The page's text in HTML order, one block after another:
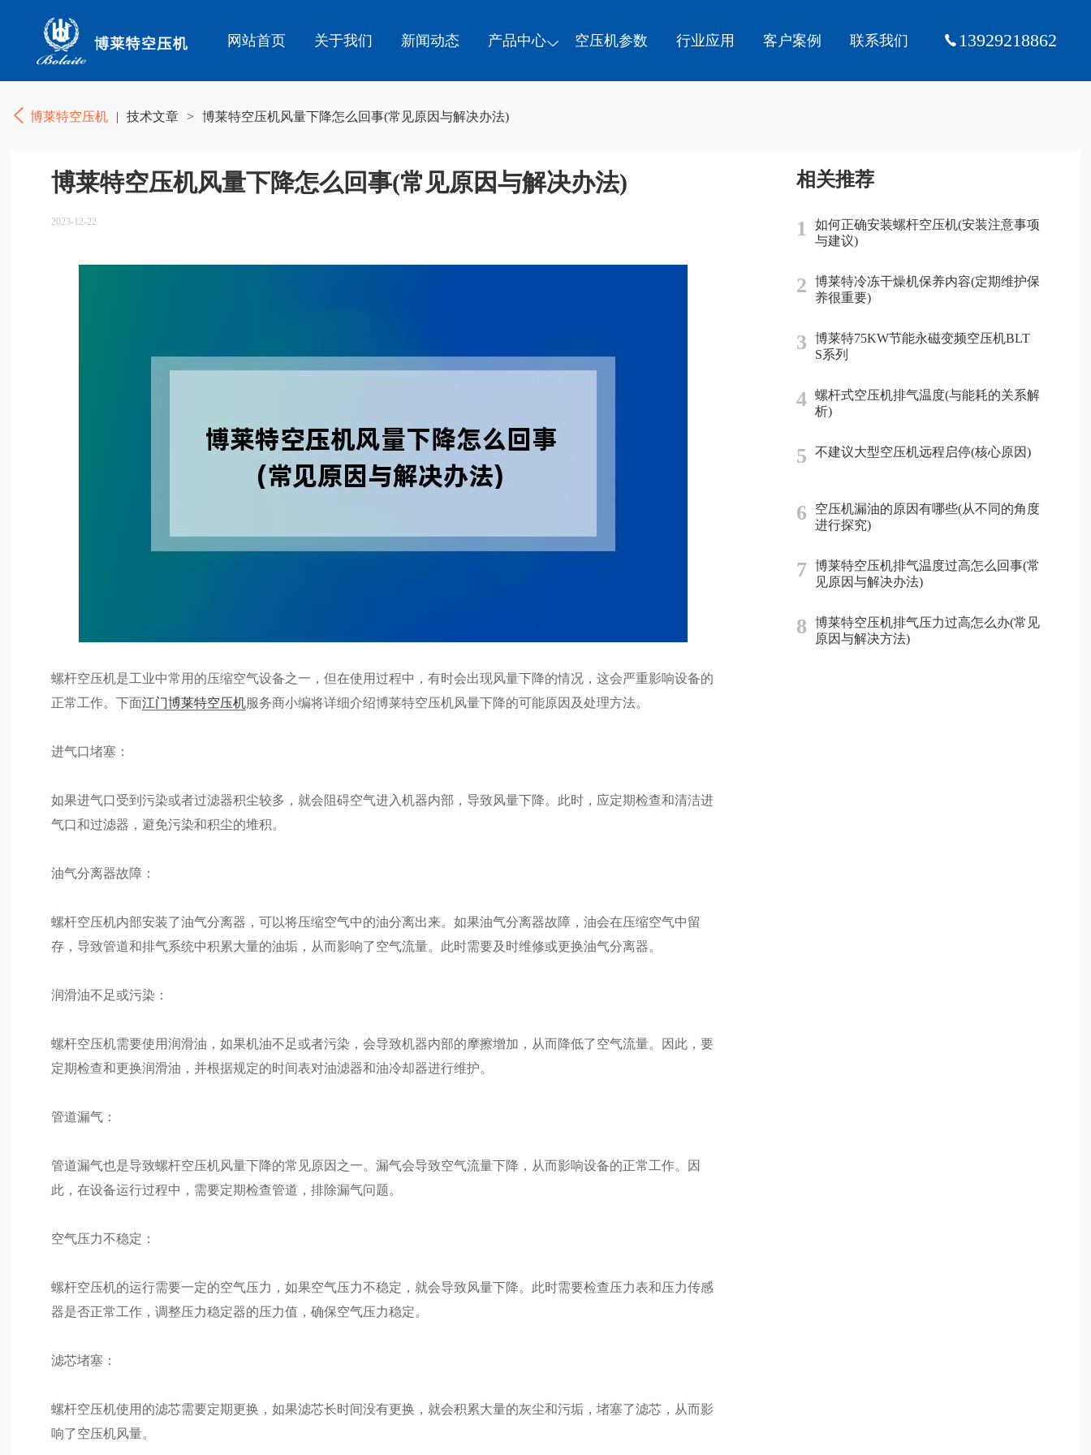
网站首页 关于我们 新闻动态 产品中心 空压机参数 行业应用 客户案例 联系我们 13929218862
博莱特空压机 | 技术文章 > 博莱特空压机风量下降怎么回事(常见原因与解决办法)
博莱特空压机风量下降怎么回事(常见原因与解决办法)
2023-12-22
螺杆空压机是工业中常用的压缩空气设备之一，但在使用过程中，有时会出现风量下降的情况，这会严重影响设备的
正常工作。下面江门博莱特空压机服务商小编将详细介绍博莱特空压机风量下降的可能原因及处理方法。
进气口堵塞：
如果进气口受到污染或者过滤器积尘较多，就会阻碍空气进入机器内部，导致风量下降。此时，应定期检查和清洁进
气口和过滤器，避免污染和积尘的堆积。
油气分离器故障：
螺杆空压机内部安装了油气分离器，可以将压缩空气中的油分离出来。如果油气分离器故障，油会在压缩空气中留
存，导致管道和排气系统中积累大量的油垢，从而影响了空气流量。此时需要及时维修或更换油气分离器。
润滑油不足或污染：
螺杆空压机需要使用润滑油，如果机油不足或者污染，会导致机器内部的摩擦增加，从而降低了空气流量。因此，要
定期检查和更换润滑油，并根据规定的时间表对油滤器和油冷却器进行维护。
管道漏气：
管道漏气也是导致螺杆空压机风量下降的常见原因之一。漏气会导致空气流量下降，从而影响设备的正常工作。因
此，在设备运行过程中，需要定期检查管道，排除漏气问题。
空气压力不稳定：
螺杆空压机的运行需要一定的空气压力，如果空气压力不稳定，就会导致风量下降。此时需要检查压力表和压力传感
器是否正常工作，调整压力稳定器的压力值，确保空气压力稳定。
滤芯堵塞：
螺杆空压机使用的滤芯需要定期更换，如果滤芯长时间没有更换，就会积累大量的灰尘和污垢，堵塞了滤芯，从而影
响了空压机风量。
相关推荐
1
如何正确安装螺杆空压机(安装注意事项
与建议)
2
博莱特冷冻干燥机保养内容(定期维护保
养很重要)
3
博莱特75KW节能永磁变频空压机BLT
S系列
4
螺杆式空压机排气温度(与能耗的关系解
析)
5 不建议大型空压机远程启停(核心原因)
6
空压机漏油的原因有哪些(从不同的角度
进行探究)
7
博莱特空压机排气温度过高怎么回事(常
见原因与解决办法)
8
博莱特空压机排气压力过高怎么办(常见
原因与解决方法)